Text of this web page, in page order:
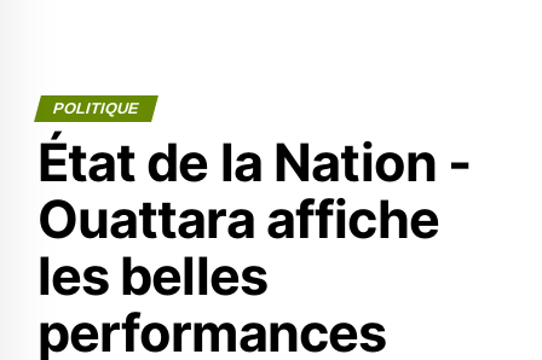
POLITIQUE
État de la Nation -
Ouattara affiche
les belles
performances